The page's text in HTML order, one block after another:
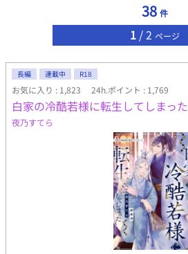
38 件
1 / 2 ページ
長編 連載中 R18
お気に入り : 1,823 24h.ポイント : 1,769
白家の冷酷若様に転生してしまった
夜乃すてら